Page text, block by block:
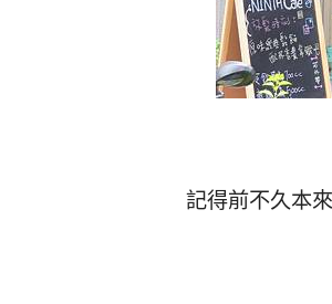
記得前不久本